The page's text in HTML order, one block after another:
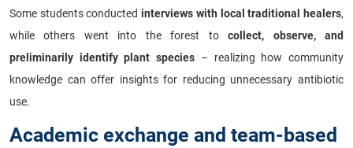
Some students conductedinterviews with local traditional healers,
while others went into the forest tocollect, observe, and
preliminarily identify plant species – realizing how community
knowledge can offer insights for reducing unnecessary antibiotic
use.
Academic exchange and team-based